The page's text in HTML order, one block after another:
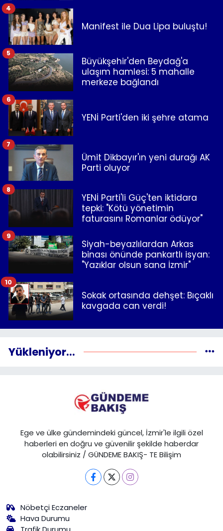
Manifest ile Dua Lipa buluştu!
4
Büyükşehir'den Beydağ'a
ulaşım hamlesi: 5 mahalle
merkeze bağlandı
5
YENİ Parti'den iki şehre atama
6
Ümit Dikbayır'ın yeni durağı AK
Parti oluyor
7
YENİ Parti'li Güç'ten iktidara
tepki: "Kötü yönetimin
faturasını Romanlar ödüyor"
8
Siyah-beyazlılardan Arkas
binası önünde pankartlı isyan:
"Yazıklar olsun sana İzmir"
9
Sokak ortasında dehşet: Bıçaklı
kavgada can verdi!
10
Yükleniyor...
Ege ve ülke gündemindeki güncel, İzmir'le ilgili özel
haberleri en doğru ve güvenilir şekilde haberdar
olabilirsiniz / GÜNDEME BAKIŞ- TE Bilişim
Nöbetçi Eczaneler
Hava Durumu